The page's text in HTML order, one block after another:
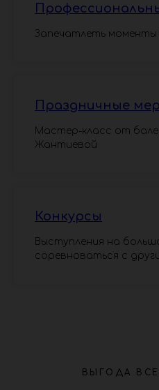
Запечатлеть моменты
Праздничные
Мастер-класс от
Жантиевой
Конкурсы
Выступления на
соревноваться с
ВЫГОДА